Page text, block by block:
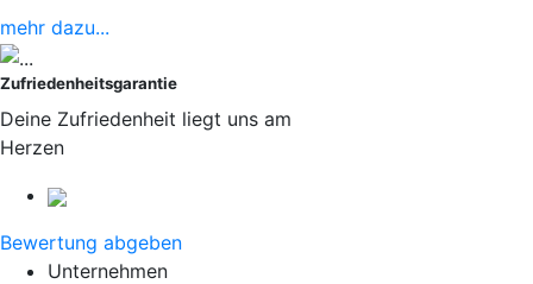
mehr dazu...
Zufriedenheitsgarantie
Deine Zufriedenheit liegt uns am
Herzen
Bewertung abgeben
Unternehmen